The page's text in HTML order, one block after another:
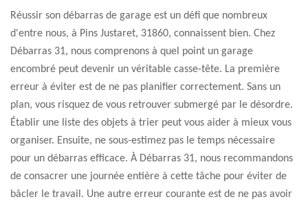
Réussir son débarras de garage est un défi que nombreux
d'entre nous, à Pins Justaret, 31860, connaissent bien. Chez
Débarras 31, nous comprenons à quel point un garage
encombré peut devenir un véritable casse-tête. La première
erreur à éviter est de ne pas planifier correctement. Sans un
plan, vous risquez de vous retrouver submergé par le désordre.
Établir une liste des objets à trier peut vous aider à mieux vous
organiser. Ensuite, ne sous-estimez pas le temps nécessaire
pour un débarras efficace. À Débarras 31, nous recommandons
de consacrer une journée entière à cette tâche pour éviter de
bâcler le travail. Une autre erreur courante est de ne pas avoir